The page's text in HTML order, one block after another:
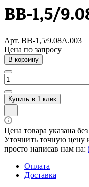
ВВ-1,5/
Арт. ВВ-1,5/9.08А.003
Цена по запросу
В корзину
Купить в 1 клик
Цена товара указана
Уточнить точную цену
просто написав нам на:
Оплата
Доставка